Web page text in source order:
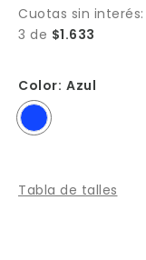
Cuotas sin interés:
3 de $1.633
Color: Azul
Tabla de talles